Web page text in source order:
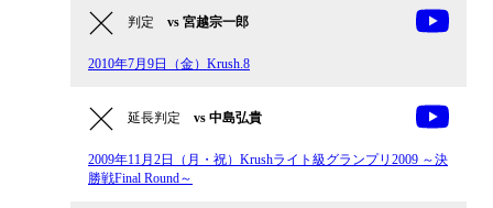
判定 vs 宮越宗一郎
2010年7月9日（金）Krush.8
延長判定 vs 中島弘貴
2009年11月2日（月・祝）Krushライト級グランプリ2009 ～決
勝戦Final Round～